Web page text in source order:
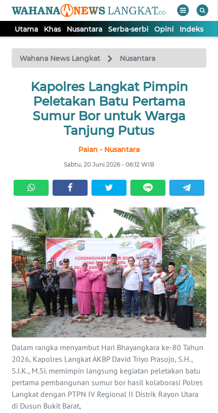
Utama Khas Nusantara Serba-serbi Opini Indeks
Wahana News Langkat Nusantara
Kapolres Langkat Pimpin
Peletakan Batu Pertama
Sumur Bor untuk Warga
Tanjung Putus
Paian - Nusantara
Sabtu, 20 Juni 2026 - 06:12 WIB
Dalam rangka menyambut Hari Bhayangkara ke-80 Tahun
2026, Kapolres Langkat AKBP David Triyo Prasojo, S.H.,
S.I.K., M.Si. memimpin langsung kegiatan peletakan batu
pertama pembangunan sumur bor hasil kolaborasi Polres
Langkat dengan PTPN IV Regional II Distrik Rayon Utara
di Dusun Bukit Barat,
TV
Tutup
UTAMA
SERBI
OPINI
Informasi
INDEKS
BERITA
KONTAK
KAMI
INFO
IKLAN
TENTANG
KAMI
PEDOMAN
MEDIA